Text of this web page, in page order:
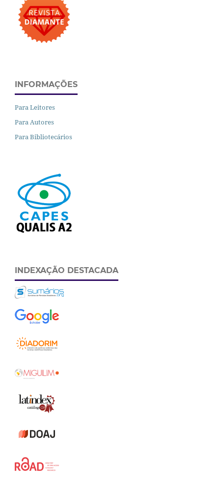
INFORMAÇÕES
Para Leitores
Para Autores
Para Bibliotecários
INDEXAÇÃO DESTACADA